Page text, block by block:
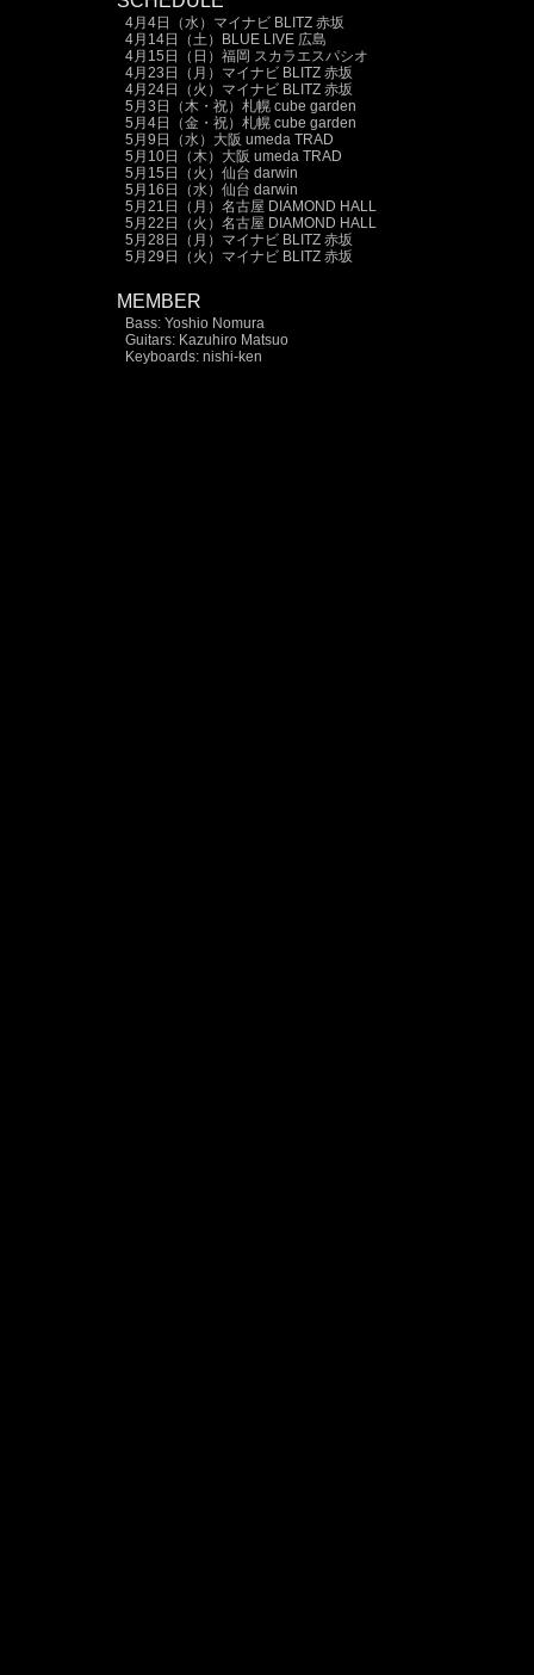
4月4日（水）マイナビ BLITZ 赤坂
4月14日（土）BLUE LIVE 広島
4月15日（日）福岡 スカラエスパシオ
4月23日（月）マイナビ BLITZ 赤坂
4月24日（火）マイナビ BLITZ 赤坂
5月3日（木・祝）札幌 cube garden
5月4日（金・祝）札幌 cube garden
5月9日（水）大阪 umeda TRAD
5月10日（木）大阪 umeda TRAD
5月15日（火）仙台 darwin
5月16日（水）仙台 darwin
5月21日（月）名古屋 DIAMOND HALL
5月22日（火）名古屋 DIAMOND HALL
5月28日（月）マイナビ BLITZ 赤坂
5月29日（火）マイナビ BLITZ 赤坂
MEMBER
Bass: Yoshio Nomura
Guitars: Kazuhiro Matsuo
Keyboards: nishi-ken